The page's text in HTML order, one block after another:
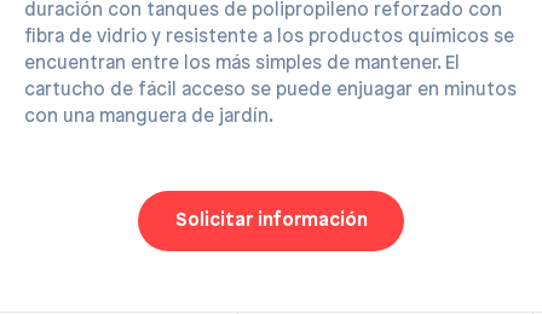
duración con tanques de polipropileno reforzado con
fibra de vidrio y resistente a los productos químicos se
encuentran entre los más simples de mantener. El
cartucho de fácil acceso se puede enjuagar en minutos
con una manguera de jardín.
Solicitar información